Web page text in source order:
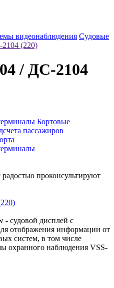
видеонаблюдения Судовые
(220)
/ ДС-2104
Бортовые
пассажиров
проконсультируют
- судовой дисплей с
отображения информации от
систем, в том числе
охранного наблюдения VSS-